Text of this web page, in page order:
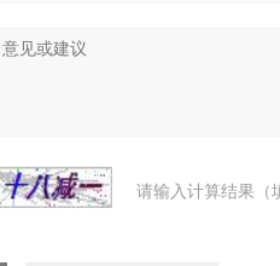
请输入计算结果（